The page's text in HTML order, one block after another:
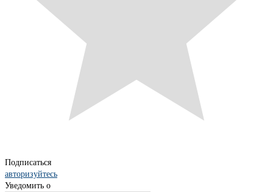
Подписаться
авторизуйтесь
Уведомить о